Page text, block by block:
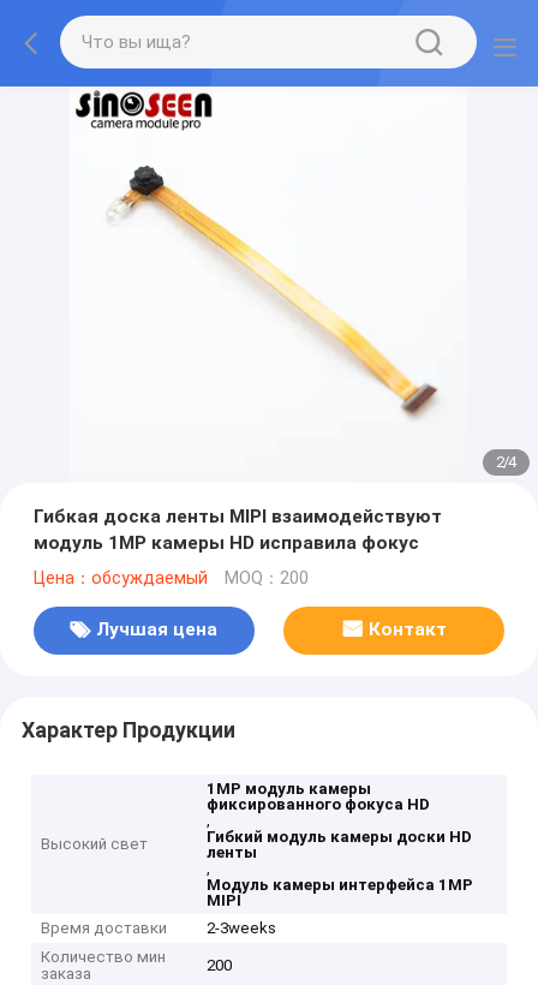
2/4
Гибкая доска ленты MIPI взаимодействуют
модуль 1MP камеры HD исправила фокус
Цена：обсуждаемый MOQ：200
Лучшая цена Контакт
Характер Продукции
Высокий свет
1MP модуль камеры
фиксированного фокуса HD
,
Гибкий модуль камеры доски HD
ленты
,
Модуль камеры интерфейса 1MP
MIPI
Время доставки
2-3weeks
Количество мин
заказа
200